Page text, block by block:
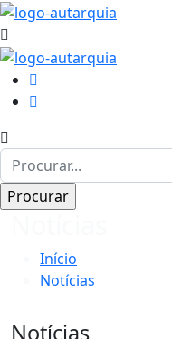
Início
Notícias
Notícias